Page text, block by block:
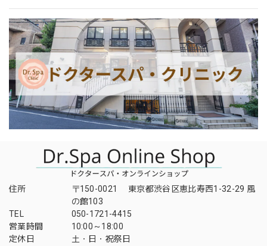
住所
〒150-0021 東京都渋谷区恵比寿西1-32-29 風
の館103
TEL
050-1721-4415
営業時間
10:00～18:00
定休日
土・日・祝祭日